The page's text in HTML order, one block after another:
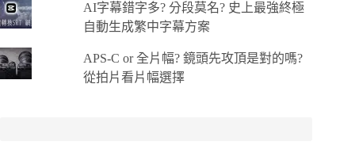
AI字幕錯字多? 分段莫名? 史上最強終極
自動生成繁中字幕方案
APS-C or 全片幅? 鏡頭先攻頂是對的嗎?
從拍片看片幅選擇